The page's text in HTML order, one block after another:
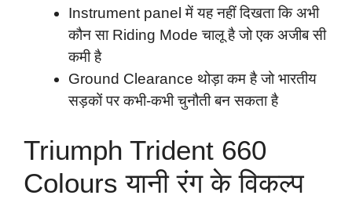
Instrument panel में यह नहीं दिखता कि अभी
कौन सा Riding Mode चालू है जो एक अजीब सी
कमी है
Ground Clearance थोड़ा कम है जो भारतीय
सड़कों पर कभी-कभी चुनौती बन सकता है
Triumph Trident 660
Colours यानी रंग के विकल्प